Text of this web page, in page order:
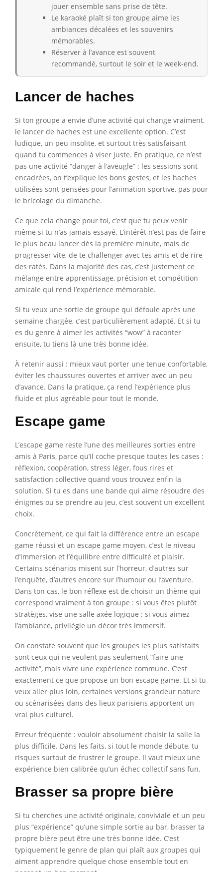
jouer ensemble sans prise de tête.
Le karaoké plaît si ton groupe aime les
ambiances décalées et les souvenirs
mémorables.
Réserver à l’avance est souvent
recommandé, surtout le soir et le week-end.
Lancer de haches
Si ton groupe a envie d’une activité qui change vraiment,
le lancer de haches est une excellente option. C’est
ludique, un peu insolite, et surtout très satisfaisant
quand tu commences à viser juste. En pratique, ce n’est
pas une activité “danger à l’aveugle” : les sessions sont
encadrées, on t’explique les bons gestes, et les haches
utilisées sont pensées pour l’animation sportive, pas pour
le bricolage du dimanche.
Ce que cela change pour toi, c’est que tu peux venir
même si tu n’as jamais essayé. L’intérêt n’est pas de faire
le plus beau lancer dès la première minute, mais de
progresser vite, de te challenger avec tes amis et de rire
des ratés. Dans la majorité des cas, c’est justement ce
mélange entre apprentissage, précision et compétition
amicale qui rend l’expérience mémorable.
Si tu veux une sortie de groupe qui défoule après une
semaine chargée, c’est particulièrement adapté. Et si tu
es du genre à aimer les activités “wow” à raconter
ensuite, tu tiens là une très bonne idée.
À retenir aussi : mieux vaut porter une tenue confortable,
éviter les chaussures ouvertes et arriver avec un peu
d’avance. Dans la pratique, ça rend l’expérience plus
fluide et plus agréable pour tout le monde.
Escape game
L’escape game reste l’une des meilleures sorties entre
amis à Paris, parce qu’il coche presque toutes les cases :
réflexion, coopération, stress léger, fous rires et
satisfaction collective quand vous trouvez enfin la
solution. Si tu es dans une bande qui aime résoudre des
énigmes ou se prendre au jeu, c’est souvent un excellent
choix.
Concrètement, ce qui fait la différence entre un escape
game réussi et un escape game moyen, c’est le niveau
d’immersion et l’équilibre entre difficulté et plaisir.
Certains scénarios misent sur l’horreur, d’autres sur
l’enquête, d’autres encore sur l’humour ou l’aventure.
Dans ton cas, le bon réflexe est de choisir un thème qui
correspond vraiment à ton groupe : si vous êtes plutôt
stratèges, vise une salle axée logique ; si vous aimez
l’ambiance, privilégie un décor très immersif.
On constate souvent que les groupes les plus satisfaits
sont ceux qui ne veulent pas seulement “faire une
activité”, mais vivre une expérience commune. C’est
exactement ce que propose un bon escape game. Et si tu
veux aller plus loin, certaines versions grandeur nature
ou scénarisées dans des lieux parisiens apportent un
vrai plus culturel.
Erreur fréquente : vouloir absolument choisir la salle la
plus difficile. Dans les faits, si tout le monde débute, tu
risques surtout de frustrer le groupe. Il vaut mieux une
expérience bien calibrée qu’un échec collectif sans fun.
Brasser sa propre bière
Si tu cherches une activité originale, conviviale et un peu
plus “expérience” qu’une simple sortie au bar, brasser ta
propre bière peut être une très bonne idée. C’est
typiquement le genre de plan qui plaît aux groupes qui
aiment apprendre quelque chose ensemble tout en